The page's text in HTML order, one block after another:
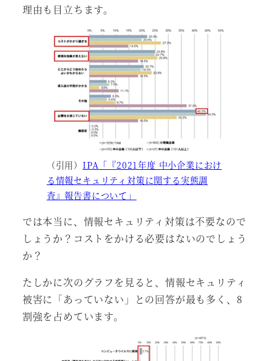
理由も目立ちます。
（引用） IPA「『2021年度 中小企業におけ
る情報セキュリティ対策に関する実態調
査』報告書について」
では本当に、情報セキュリティ対策は不要なので
しょうか？コストをかける必要はないのでしょう
か？
たしかに次のグラフを見ると、情報セキュリティ
被害に「あっていない」との回答が最も多く、8
割強を占めています。